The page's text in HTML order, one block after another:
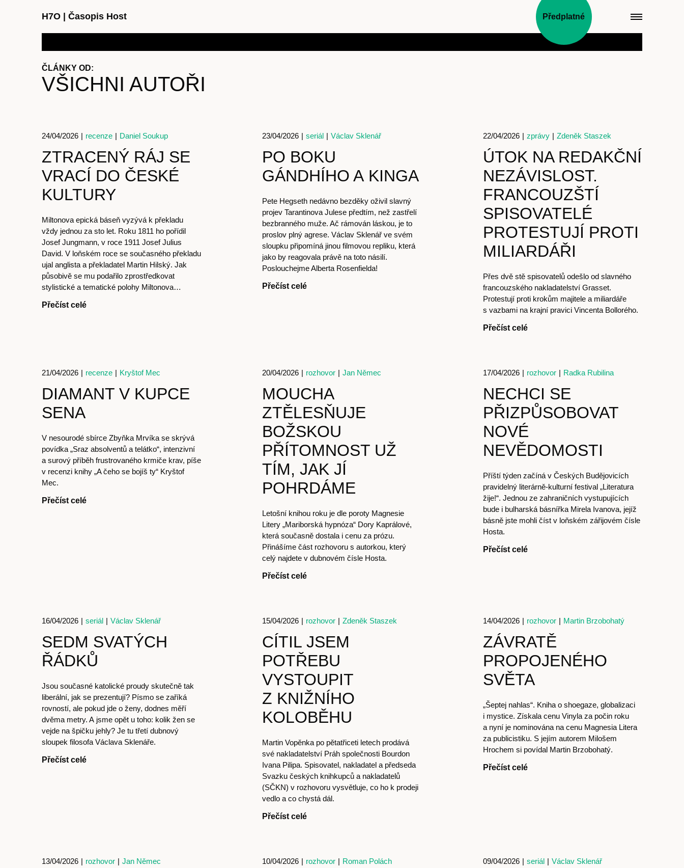
H7O Časopis Host Předplatné
Články Časopis
Hostcast Akce
Obchod
ČLÁNKY OD:
VŠICHNI AUTOŘI
24/04/2026 | recenze | Daniel Soukup
ZTRACENÝ RÁJ SE
VRACÍ DO ČESKÉ
KULTURY
Miltonova epická báseň vyzývá k překladu
vždy jednou za sto let. Roku 1811 ho pořídil
Josef Jungmann, v roce 1911 Josef Julius
David. V loňském roce se současného překladu
ujal anglista a překladatel Martin Hilský. Jak
působivě se mu podařilo zprostředkovat
stylistické a tematické polohy Miltonova…
Přečíst celé
23/04/2026 | seriál | Václav Sklenář
PO BOKU
GÁNDHÍHO A KINGA
Pete Hegseth nedávno bezděky oživil slavný
projev Tarantinova Julese předtím, než zastřelí
bezbranného muže. Ač rámován láskou, je to
proslov plný agrese. Václav Sklenář ve svém
sloupku připomíná jinou filmovou repliku, která
jako by reagovala právě na toto násilí.
Poslouchejme Alberta Rosenfielda!
Přečíst celé
22/04/2026 | zprávy | Zdeněk Staszek
ÚTOK NA REDAKČNÍ
NEZÁVISLOST.
FRANCOUZŠTÍ
SPISOVATELÉ
PROTESTUJÍ PROTI
MILIARDÁŘI
Přes dvě stě spisovatelů odešlo od slavného
francouzského nakladatelství Grasset.
Protestují proti krokům majitele a miliardáře
s vazbami na krajní pravici Vincenta Bollorého.
Přečíst celé
21/04/2026 | recenze | Kryštof Mec
DIAMANT V KUPCE
SENA
V nesourodé sbírce Zbyňka Mrvíka se skrývá
povídka „Sraz absolventů a telátko“, intenzivní
a surový příběh frustrovaného krmiče krav, píše
v recenzi knihy „A čeho se bojíš ty“ Kryštof
Mec.
Přečíst celé
20/04/2026 | rozhovor | Jan Němec
MOUCHA
ZTĚLESŇUJE
BOŽSKOU
PŘÍTOMNOST UŽ
TÍM, JAK JÍ
POHRDÁME
Letošní knihou roku je dle poroty Magnesie
Litery „Mariborská hypnóza“ Dory Kaprálové,
která současně dostala i cenu za prózu.
Přinášíme část rozhovoru s autorkou, který
celý najdete v dubnovém čísle Hosta.
Přečíst celé
17/04/2026 | rozhovor | Radka Rubilina
NECHCI SE
PŘIZPŮSOBOVAT
NOVÉ
NEVĚDOMOSTI
Příští týden začíná v Českých Budějovicích
pravidelný literárně-kulturní festival „Literatura
žije!“. Jednou ze zahraničních vystupujících
bude i bulharská básnířka Mirela Ivanova, jejíž
básně jste mohli číst v loňském zářijovém čísle
Hosta.
Přečíst celé
16/04/2026 | seriál | Václav Sklenář
SEDM SVATÝCH
ŘÁDKŮ
Jsou současné katolické proudy skutečně tak
liberální, jak se prezentují? Písmo se zaříká
rovností, ale pokud jde o ženy, dodnes měří
dvěma metry. A jsme opět u toho: kolik žen se
vejde na špičku jehly? Je tu třetí dubnový
sloupek filosofa Václava Sklenáře.
Přečíst celé
15/04/2026 | rozhovor | Zdeněk Staszek
CÍTIL JSEM
POTŘEBU
VYSTOUPIT
Z KNIŽNÍHO
KOLOBĚHU
Martin Vopěnka po pětatřiceti letech prodává
své nakladatelství Práh společnosti Bourdon
Ivana Pilipa. Spisovatel, nakladatel a předseda
Svazku českých knihkupců a nakladatelů
(SČKN) v rozhovoru vysvětluje, co ho k prodeji
vedlo a co chystá dál.
Přečíst celé
14/04/2026 | rozhovor | Martin Brzobohatý
ZÁVRATĚ
PROPOJENÉHO
SVĚTA
„Šeptej nahlas“. Kniha o shoegaze, globalizaci
i mystice. Získala cenu Vinyla za počin roku
a nyní je nominována na cenu Magnesia Litera
za publicistiku. S jejím autorem Milošem
Hrochem si povídal Martin Brzobohatý.
Přečíst celé
13/04/2026 | rozhovor | Jan Němec 10/04/2026 | rozhovor | Roman Polách 09/04/2026 | seriál | Václav Sklenář